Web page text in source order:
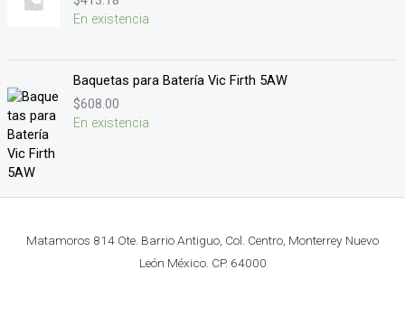
En existencia
Baquetas para Batería Vic Firth 5AW
$608.00
En existencia
Matamoros 814 Ote. Barrio Antiguo, Col. Centro, Monterrey Nuevo
León México. CP. 64000